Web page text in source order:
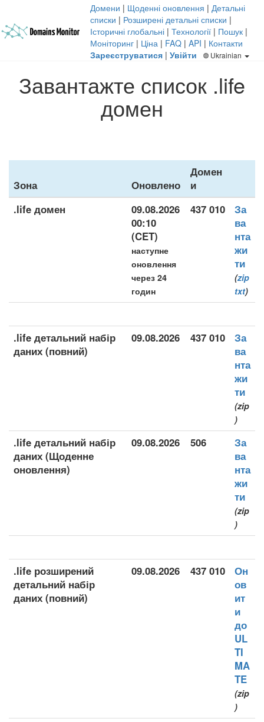
Домени | Щоденні оновлення | Детальні
списки | Розширені детальні списки |
Історичні глобальні | Технології | Пошук |
Моніторинг | Ціна | FAQ | API | Контакти
Зареєструватися | Увійти Ukrainian
Завантажте список .life
домен
Зона Оновлено
Домен
и
.life домен
09.08.2026
00:10
(CET)
наступне
оновлення
через 24
годин
437 010
За
ва
нта
жи
ти
(zip
txt)
.life детальний набір
даних (повний)
09.08.2026 437 010
За
ва
нта
жи
ти
(zip
)
.life детальний набір
даних (Щоденне
оновлення)
09.08.2026 506
За
ва
нта
жи
ти
(zip
)
.life розширений
детальний набір
даних (повний)
09.08.2026 437 010
Он
ов
ит
и
до
UL
TI
MA
TE
(zip
)